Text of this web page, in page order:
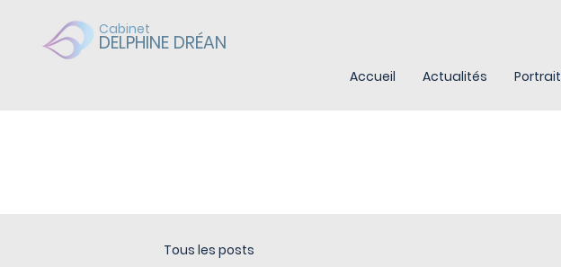
Cabinet
DELPHINE DRÉAN
Accueil Actualités Portrait
Tous les posts